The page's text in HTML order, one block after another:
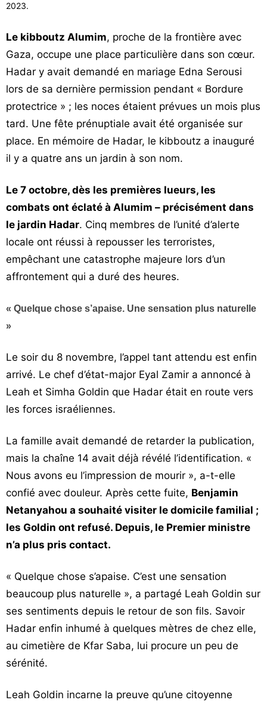
2023.
Le kibboutz Alumim, proche de la frontière avec
Gaza, occupe une place particulière dans son cœur.
Hadar y avait demandé en mariage Edna Serousi
lors de sa dernière permission pendant « Bordure
protectrice » ; les noces étaient prévues un mois plus
tard. Une fête prénuptiale avait été organisée sur
place. En mémoire de Hadar, le kibboutz a inauguré
il y a quatre ans un jardin à son nom.
Le 7 octobre, dès les premières lueurs, les
combats ont éclaté à Alumim – précisément dans
le jardin Hadar. Cinq membres de l’unité d’alerte
locale ont réussi à repousser les terroristes,
empêchant une catastrophe majeure lors d’un
affrontement qui a duré des heures.
« Quelque chose s’apaise. Une sensation plus naturelle
»
Le soir du 8 novembre, l’appel tant attendu est enfin
arrivé. Le chef d’état-major Eyal Zamir a annoncé à
Leah et Simha Goldin que Hadar était en route vers
les forces israéliennes.
La famille avait demandé de retarder la publication,
mais la chaîne 14 avait déjà révélé l’identification. «
Nous avons eu l’impression de mourir », a-t-elle
confié avec douleur. Après cette fuite, Benjamin
Netanyahou a souhaité visiter le domicile familial ;
les Goldin ont refusé. Depuis, le Premier ministre
n’a plus pris contact.
« Quelque chose s’apaise. C’est une sensation
beaucoup plus naturelle », a partagé Leah Goldin sur
ses sentiments depuis le retour de son fils. Savoir
Hadar enfin inhumé à quelques mètres de chez elle,
au cimetière de Kfar Saba, lui procure un peu de
sérénité.
Leah Goldin incarne la preuve qu’une citoyenne